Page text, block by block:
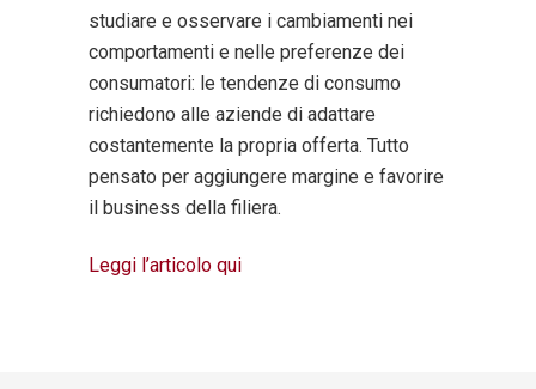
studiare e osservare i cambiamenti nei
comportamenti e nelle preferenze dei
consumatori: le tendenze di consumo
richiedono alle aziende di adattare
costantemente la propria offerta. Tutto
pensato per aggiungere margine e favorire
il business della filiera.
Leggi l’articolo qui